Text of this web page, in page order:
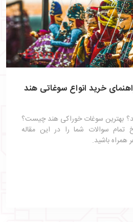
خرید انواع سوغاتی هند
بهترین سوغات خوراکی هند چیست؟
سوالات شما را در این مقاله
همراه باشید.